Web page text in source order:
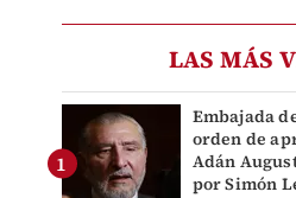
LAS MÁS
Embajada
orden de
Adán
por Simón